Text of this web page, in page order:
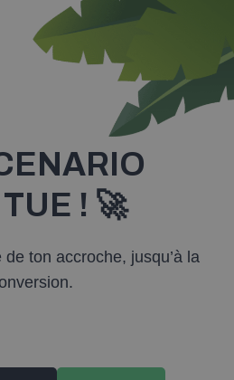
chantier pour entrepreneurs/PME
! 🚀
ton accroche, jusqu’à la